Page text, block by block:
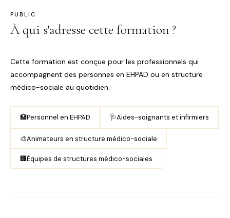
PUBLIC
À qui s'adresse cette formation ?
Cette formation est conçue pour les professionnels qui
accompagnent des personnes en EHPAD ou en structure
médico-sociale au quotidien.
🏥Personnel en EHPAD 🩺Aides-soignants et infirmiers
🎨Animateurs en structure médico-sociale
🏢Équipes de structures médico-sociales